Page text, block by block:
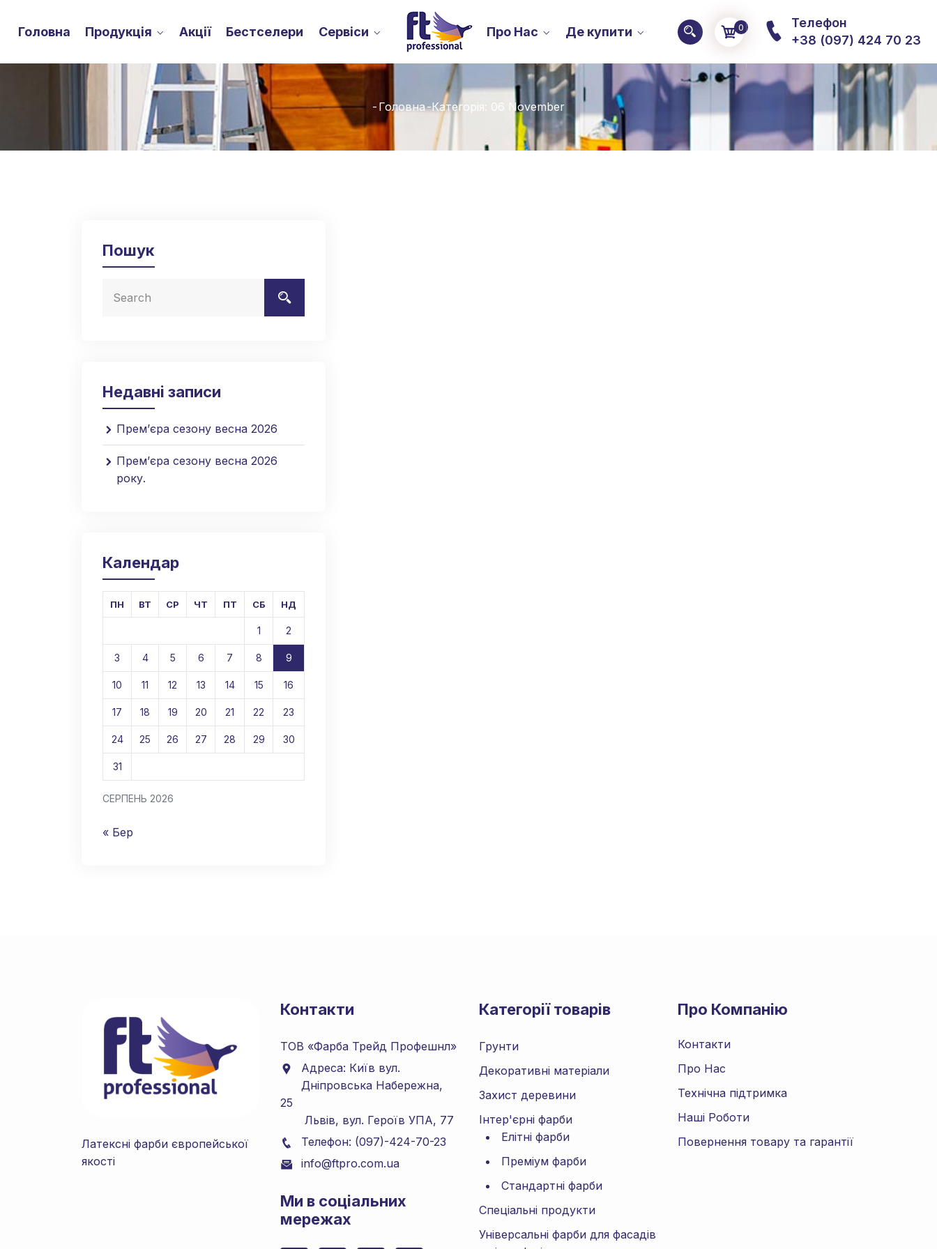
Головна Продукція Акції Бестселери Сервіси Про Нас Де купити 0
Телефон
+38 (097) 424 70 23
- Головна-Категорія: 06 November
Пошук
Недавні записи
Прем’єра сезону весна 2026
Прем’єра сезону весна 2026
року.
Календар
СЕРПЕНЬ 2026
ПН ВТ СР ЧТ ПТ СБ НД
1 2
3 4 5 6 7 8 9
10 11 12 13 14 15 16
17 18 19 20 21 22 23
24 25 26 27 28 29 30
31
« Бер
Латексні фарби європейської
якості
Контакти
ТОВ «Фарба Трейд Профешнл»
Адреса: Київ вул.
Дніпровська Набережна,
25
Львів, вул. Героїв УПА, 77
Телефон: (097)-424-70-23
info@ftpro.com.ua
Mи в соціальних
мережах
Категорії товарів
Грунти
Декоративні матеріали
Захист деревини
Інтер'єрні фарби
Елітні фарби
Преміум фарби
Стандартні фарби
Спеціальні продукти
Універсальні фарби для фасадів
Про Компанію
Контакти
Про Нас
Технічна підтримка
Наші Роботи
Повернення товару та гарантії